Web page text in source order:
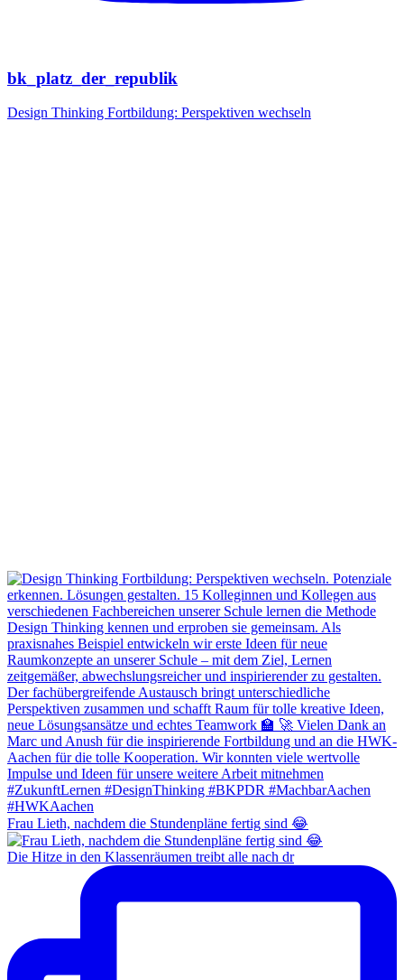
bk_platz_der_republik
Design Thinking Fortbildung: Perspektiven wechseln
Frau Lieth, nachdem die Stundenpläne fertig sind 😂
Die Hitze in den Klassenräumen treibt alle nach dr